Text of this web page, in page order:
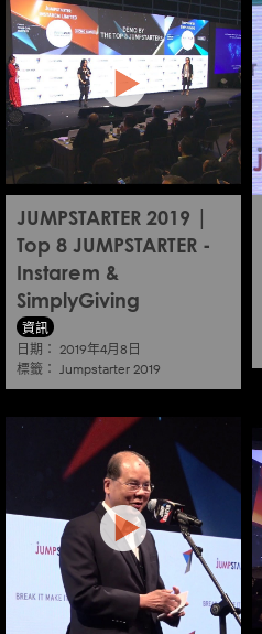
JUMPSTARTER 2019 |
Top 8 JUMPSTARTER -
Instarem &
SimplyGiving
資訊
日期： 2019年4月8日
標籤： Jumpstarter 2019